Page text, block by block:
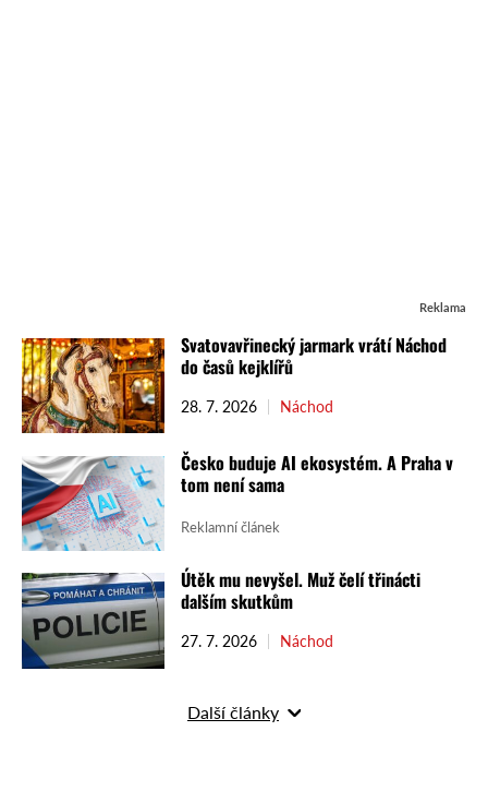
Reklama
Svatovavřinecký jarmark vrátí Náchod
do časů kejklířů
28. 7. 2026 Náchod
Česko buduje AI ekosystém. A Praha v
tom není sama
Reklamní článek
Útěk mu nevyšel. Muž čelí třinácti
dalším skutkům
27. 7. 2026 Náchod
Další články